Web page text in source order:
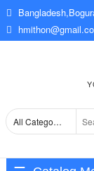
Skip
to
content